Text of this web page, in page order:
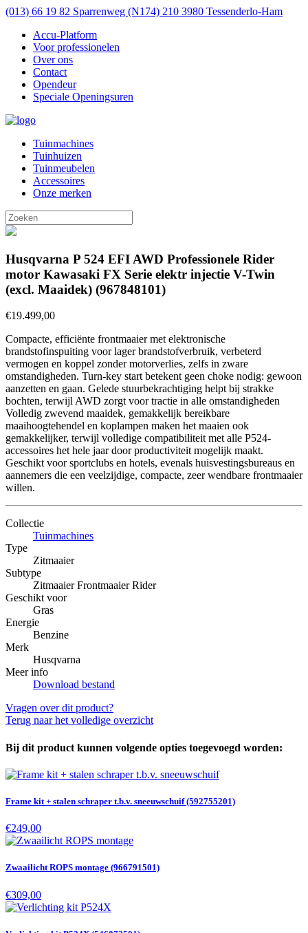
(013) 66 19 82 Sparrenweg (N174) 210 3980 Tessenderlo-Ham
Accu-Platform
Voor professionelen
Over ons
Contact
Opendeur
Speciale Openingsuren
Tuinmachines
Tuinhuizen
Tuinmeubelen
Accessoires
Onze merken
Husqvarna P 524 EFI AWD Professionele Rider
motor Kawasaki FX Serie elektr injectie V-Twin
(excl. Maaidek) (967848101)
€19.499,00
Compacte, efficiënte frontmaaier met elektronische
brandstofinspuiting voor lager brandstofverbruik, verbeterd
vermogen en koppel zonder motorverlies, zelfs in zware
omstandigheden. Turn-key start betekent geen choke nodig: gewoon
aanzetten en gaan. Gelede stuurbekrachtiging helpt bij strakke
bochten, terwijl AWD zorgt voor tractie in alle omstandigheden
Volledig zwevend maaidek, gemakkelijk bereikbare
maaihoogtehendel en koplampen maken het maaien ook
gemakkelijker, terwijl volledige compatibiliteit met alle P524-
accessoires het hele jaar door productiviteit mogelijk maakt.
Geschikt voor sportclubs en hotels, evenals huisvestingsbureaus en
aannemers die een veelzijdige, compacte, zeer wendbare frontmaaier
willen.
Collectie
Tuinmachines
Type
Zitmaaier
Subtype
Zitmaaier Frontmaaier Rider
Geschikt voor
Gras
Energie
Benzine
Merk
Husqvarna
Meer info
Download bestand
Vragen over dit product?
Terug naar het volledige overzicht
Bij dit product kunnen volgende opties toegevoegd worden:
Frame kit + stalen schraper t.b.v. sneeuwschuif (592755201)
€249,00
Zwaailicht ROPS montage (966791501)
€309,00